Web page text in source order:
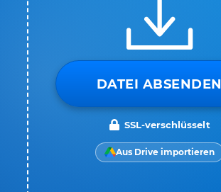
DATEI ABSENDEN
SSL-verschlüsselt
Aus Drive importieren